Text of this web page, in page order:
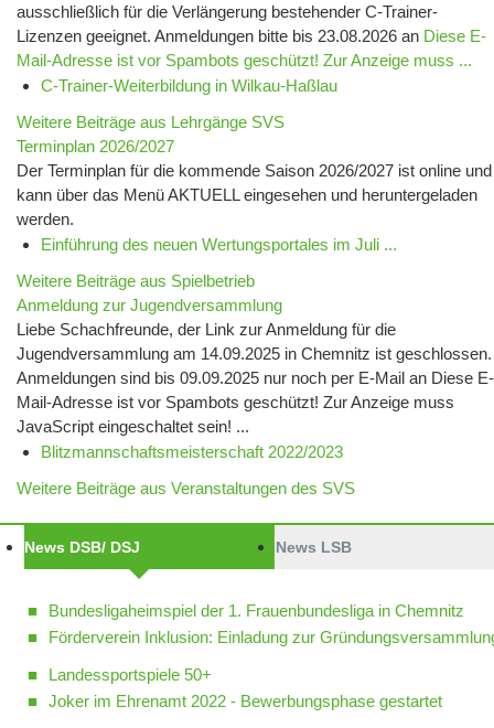
ausschließlich für die Verlängerung bestehender C-Trainer-
Lizenzen geeignet. Anmeldungen bitte bis 23.08.2026 an Diese E-
Mail-Adresse ist vor Spambots geschützt! Zur Anzeige muss ...
C-Trainer-Weiterbildung in Wilkau-Haßlau
Weitere Beiträge aus Lehrgänge SVS
Terminplan 2026/2027
Der Terminplan für die kommende Saison 2026/2027 ist online und
kann über das Menü AKTUELL eingesehen und heruntergeladen
werden.
Einführung des neuen Wertungsportales im Juli ...
Weitere Beiträge aus Spielbetrieb
Anmeldung zur Jugendversammlung
Liebe Schachfreunde, der Link zur Anmeldung für die
Jugendversammlung am 14.09.2025 in Chemnitz ist geschlossen.
Anmeldungen sind bis 09.09.2025 nur noch per E-Mail an Diese E-
Mail-Adresse ist vor Spambots geschützt! Zur Anzeige muss
JavaScript eingeschaltet sein! ...
Blitzmannschaftsmeisterschaft 2022/2023
Weitere Beiträge aus Veranstaltungen des SVS
News DSB/ DSJ News LSB
Bundesligaheimspiel der 1. Frauenbundesliga in Chemnitz
Förderverein Inklusion: Einladung zur
Landessportspiele 50+
Joker im Ehrenamt 2022 - Bewerbungsphase gestartet